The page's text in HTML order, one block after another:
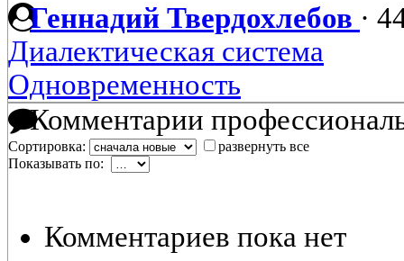
Геннадий Твердохлебов ·
Диалектическая система
Одновременность
Комментарии
Сортировка:
развернуть все
Показывать по:
Комментариев пока нет